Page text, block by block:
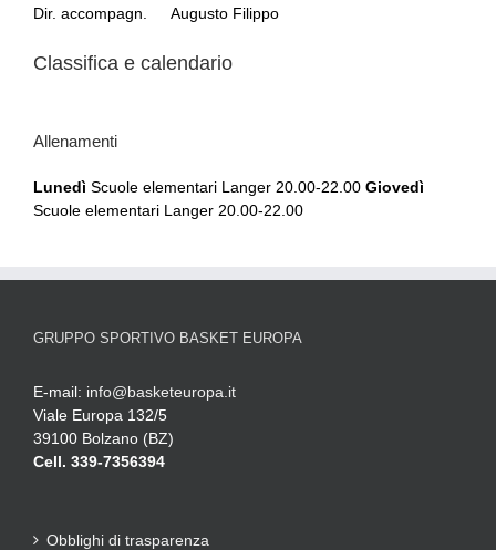
Dir. accompagn.
Augusto Filippo
Classifica e calendario
Allenamenti
Lunedì Scuole elementari Langer 20.00-22.00 Giovedì
Scuole elementari Langer 20.00-22.00
GRUPPO SPORTIVO BASKET EUROPA
E-mail: info@basketeuropa.it
Viale Europa 132/5
39100 Bolzano (BZ)
Cell. 339-7356394
Obblighi di trasparenza